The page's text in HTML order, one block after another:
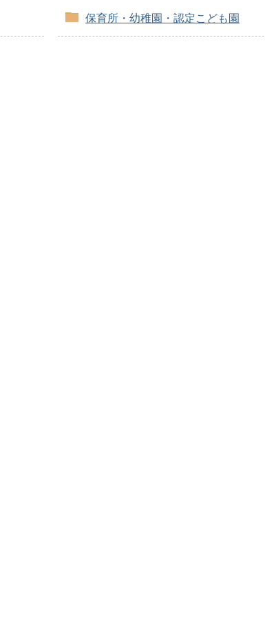
保育所・幼稚園・認定こども園